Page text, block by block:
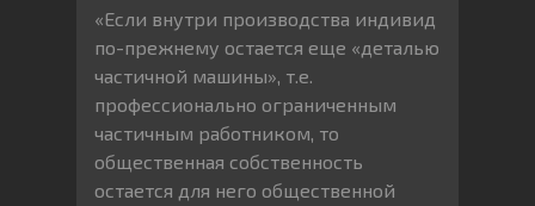
«Если внутри производства индивид
по-прежнему остается еще «деталью
частичной машины», т.е.
профессионально ограниченным
частичным работником, то
общественная собственность
остается для него общественной